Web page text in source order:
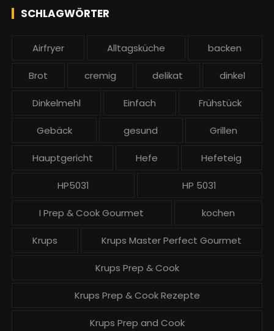
:
e SCHLAGWÖRTER
Airfryer Alltagsküche backen
Brot cremig delikat dinkel
Dinkelmehl Einfach Frühstück
Gebäck gesund Grillen
Hauptgericht Hefe Hefeteig
HP5031 HP 5031
I Prep & Cook Gourmet kochen
Krups Krups Master Perfect Gourmet
Krups Prep & Cook
Krups Prep & Cook Rezepte
Krups Prep and Cook